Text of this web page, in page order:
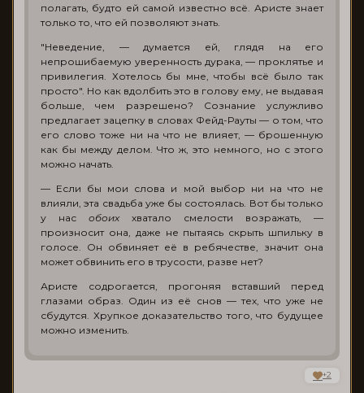
полагать, будто ей самой известно всё. Аристе знает
только то, что ей позволяют знать.
"Неведение, — думается ей, глядя на его
непрошибаемую уверенность дурака, — проклятье и
привилегия. Хотелось бы мне, чтобы всё было так
просто". Но как вдолбить это в голову ему, не выдавая
больше, чем разрешено? Сознание услужливо
предлагает зацепку в словах Фейд-Рауты — о том, что
его слово тоже ни на что не влияет, — брошенную
как бы между делом. Что ж, это немного, но с этого
можно начать.
— Если бы мои слова и мой выбор ни на что не
влияли, эта свадьба уже бы состоялась. Вот бы только
у нас обоиххватало смелости возражать, —
произносит она, даже не пытаясь скрыть шпильку в
голосе. Он обвиняет её в ребячестве, значит она
может обвинить его в трусости, разве нет?
Аристе содрогается, прогоняя вставший перед
глазами образ. Один из её снов — тех, что уже не
сбудутся. Хрупкое доказательство того, что будущее
можно изменить.
+2